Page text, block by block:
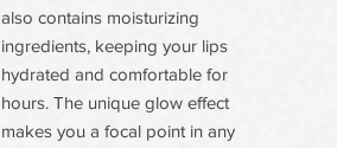
also contains moisturizing
ingredients, keeping your lips
hydrated and comfortable for
hours. The unique glow effect
makes you a focal point in any